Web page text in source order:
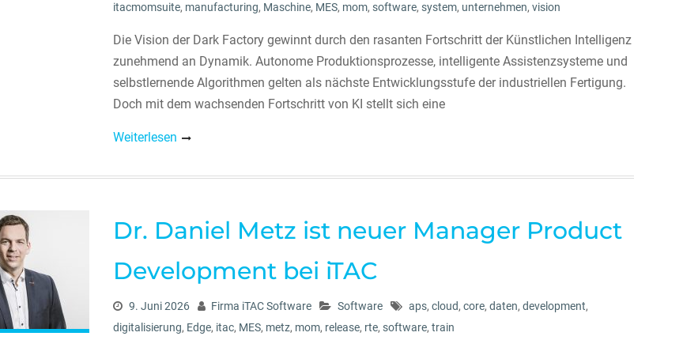
itacmomsuite, manufacturing, Maschine, MES, mom, software, system, unternehmen, vision
Die Vision der Dark Factory gewinnt durch den rasanten Fortschritt der Künstlichen Intelligenz
zunehmend an Dynamik. Autonome Produktionsprozesse, intelligente Assistenzsysteme und
selbstlernende Algorithmen gelten als nächste Entwicklungsstufe der industriellen Fertigung.
Doch mit dem wachsenden Fortschritt von KI stellt sich eine
Weiterlesen
Dr. Daniel Metz ist neuer Manager Product
Development bei iTAC
9. Juni 2026 Firma iTAC Software Software aps, cloud, core, daten, development,
digitalisierung, Edge, itac, MES, metz, mom, release, rte, software, train